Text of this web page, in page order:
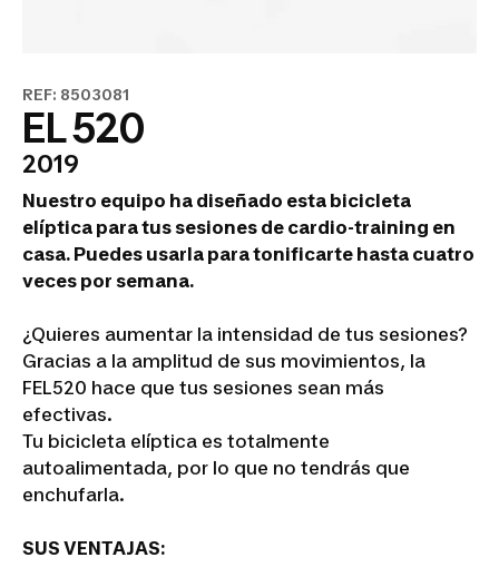
REF: 8503081
EL 520
2019
Nuestro equipo ha diseñado esta bicicleta
elíptica para tus sesiones de cardio-training en
casa. Puedes usarla para tonificarte hasta cuatro
veces por semana.
¿Quieres aumentar la intensidad de tus sesiones?
Gracias a la amplitud de sus movimientos, la
FEL520 hace que tus sesiones sean más
efectivas.
Tu bicicleta elíptica es totalmente
autoalimentada, por lo que no tendrás que
enchufarla.
SUS VENTAJAS: